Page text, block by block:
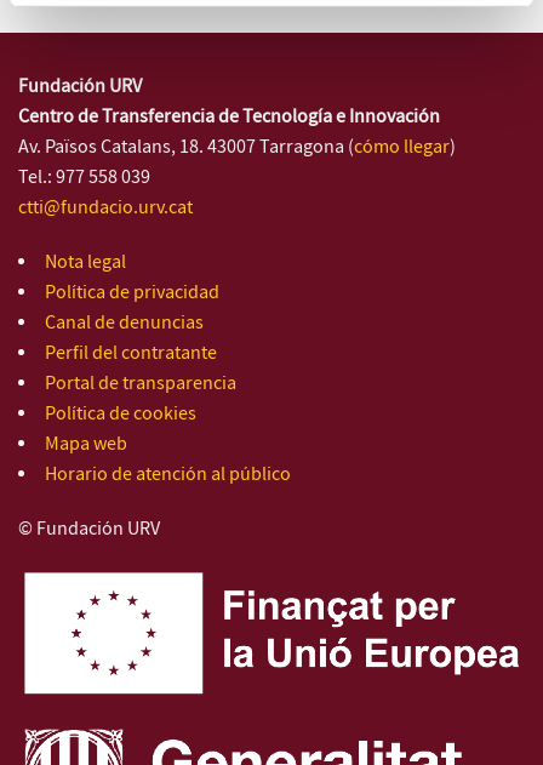
Fundación URV
Centro de Transferencia de Tecnología e Innovación
Av. Països Catalans, 18. 43007 Tarragona (cómo llegar)
Tel.: 977 558 039
ctti@fundacio.urv.cat
Nota legal
Política de privacidad
Canal de denuncias
Perfil del contratante
Portal de transparencia
Política de cookies
Mapa web
Horario de atención al público
© Fundación URV